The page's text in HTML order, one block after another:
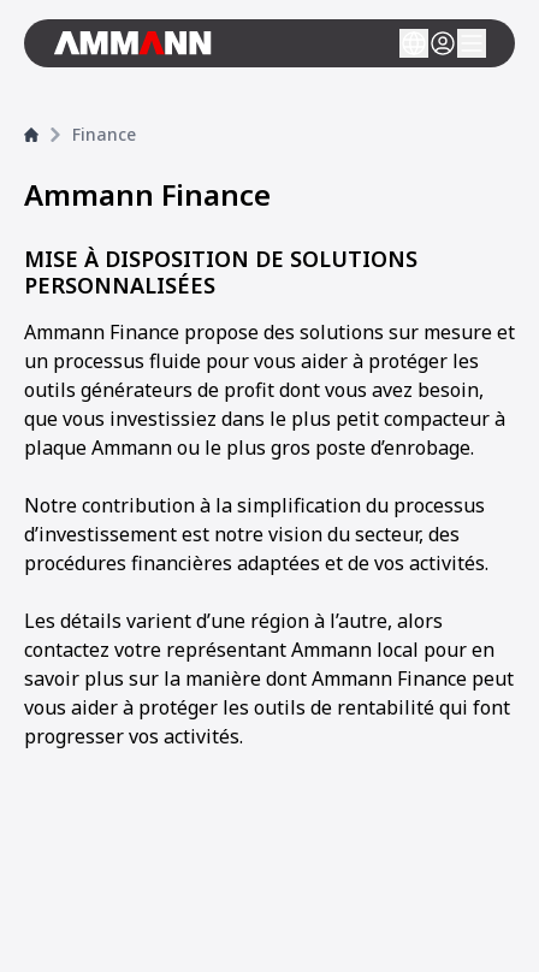
Finance
Ammann Finance
MISE À DISPOSITION DE SOLUTIONS
PERSONNALISÉES
Ammann Finance propose des solutions sur mesure et
un processus fluide pour vous aider à protéger les
outils générateurs de profit dont vous avez besoin,
que vous investissiez dans le plus petit compacteur à
plaque Ammann ou le plus gros poste d’enrobage.
Notre contribution à la simplification du processus
d’investissement est notre vision du secteur, des
procédures financières adaptées et de vos activités.
Les détails varient d’une région à l’autre, alors
contactez votre représentant Ammann local pour en
savoir plus sur la manière dont Ammann Finance peut
vous aider à protéger les outils de rentabilité qui font
progresser vos activités.